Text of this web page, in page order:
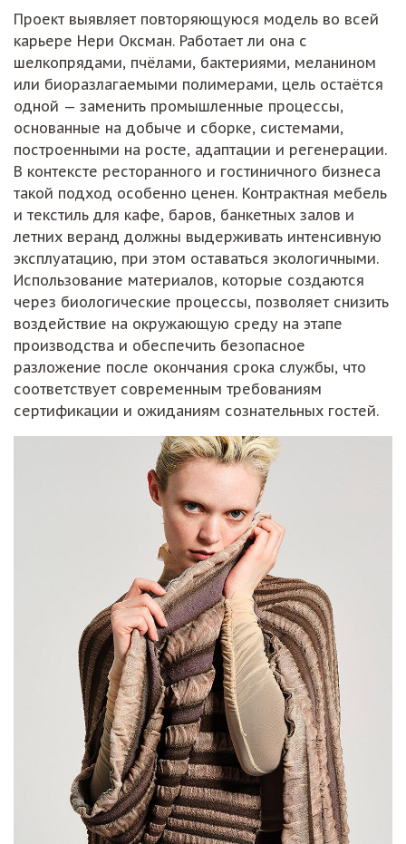
Проект выявляет повторяющуюся модель во всей
карьере Нери Оксман. Работает ли она с
шелкопрядами, пчёлами, бактериями, меланином
или биоразлагаемыми полимерами, цель остаётся
одной — заменить промышленные процессы,
основанные на добыче и сборке, системами,
построенными на росте, адаптации и регенерации.
В контексте ресторанного и гостиничного бизнеса
такой подход особенно ценен. Контрактная мебель
и текстиль для кафе, баров, банкетных залов и
летних веранд должны выдерживать интенсивную
эксплуатацию, при этом оставаться экологичными.
Использование материалов, которые создаются
через биологические процессы, позволяет снизить
воздействие на окружающую среду на этапе
производства и обеспечить безопасное
разложение после окончания срока службы, что
соответствует современным требованиям
сертификации и ожиданиям сознательных гостей.